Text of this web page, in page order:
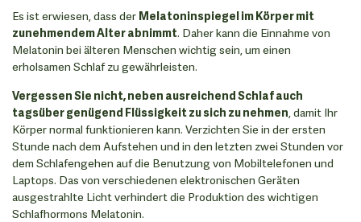
Es ist erwiesen, dass der Melatoninspiegel im Körper mit
zunehmendem Alter abnimmt. Daher kann die Einnahme von
Melatonin bei älteren Menschen wichtig sein, um einen
erholsamen Schlaf zu gewährleisten.
Vergessen Sie nicht, neben ausreichend Schlaf auch
tagsüber genügend Flüssigkeit zu sich zu nehmen , damit Ihr
Körper normal funktionieren kann. Verzichten Sie in der ersten
Stunde nach dem Aufstehen und in den letzten zwei Stunden vor
dem Schlafengehen auf die Benutzung von Mobiltelefonen und
Laptops. Das von verschiedenen elektronischen Geräten
ausgestrahlte Licht verhindert die Produktion des wichtigen
Schlafhormons Melatonin.